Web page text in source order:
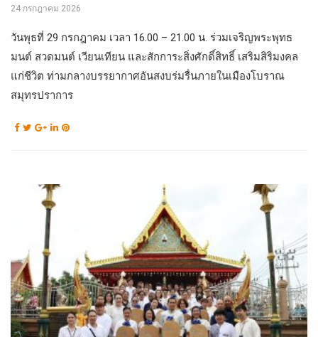
24 กรกฎาคม 2026
วันพุธที่ 29 กรกฎาคม เวลา 16.00 – 21.00 น. ร่วมเจริญพระพุทธ
มนต์ สวดมนต์ เวียนเทียน และสักการะสิ่งศักดิ์สิทธิ์ เสริมสิริมงคล
แก่ชีวิต ท่ามกลางบรรยากาศอันสงบร่มรื่นภายในเมืองโบราณ
สมุทรปราการ